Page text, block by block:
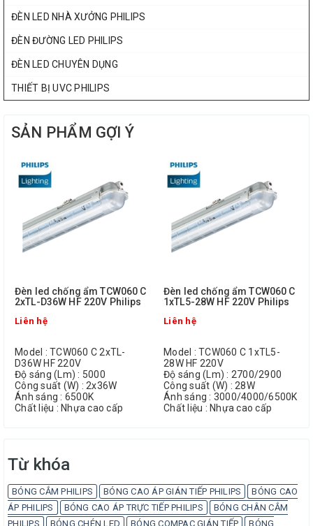
ĐÈN LED NHÀ XƯỞNG PHILIPS
ĐÈN ĐƯỜNG LED PHILIPS
ĐÈN LED CHUYÊN DỤNG
THIẾT BỊ UVC PHILIPS
SẢN PHẨM GỢI Ý
Đèn led chống ẩm TCW060 C
2xTL-D36W HF 220V Philips
Liên hệ
Model : TCW060 C 2xTL-
D36W HF 220V
Độ sáng (Lm) : 5000
Công suất (W) : 2x36W
Ánh sáng : 6500K
Chất liệu : Nhựa cao cấp
Đèn led chống ẩm TCW060 C
1xTL5-28W HF 220V Philips
Liên hệ
Model : TCW060 C 1xTL5-
28W HF 220V
Độ sáng (Lm) : 2700/2900
Công suất (W) : 28W
Ánh sáng : 3000/4000/6500K
Chất liệu : Nhựa cao cấp
Từ khóa
BÓNG CẮM PHILIPS BÓNG CAO ÁP GIÁN TIẾP PHILIPS
BÓNG CAO
ÁP PHILIPS
BÓNG CAO ÁP TRỰC TIẾP PHILIPS
BÓNG CHÂN CẮM
PHILIPS
BÓNG CHÉN LED BÓNG COMPAC GIÁN TIẾP
BÓNG